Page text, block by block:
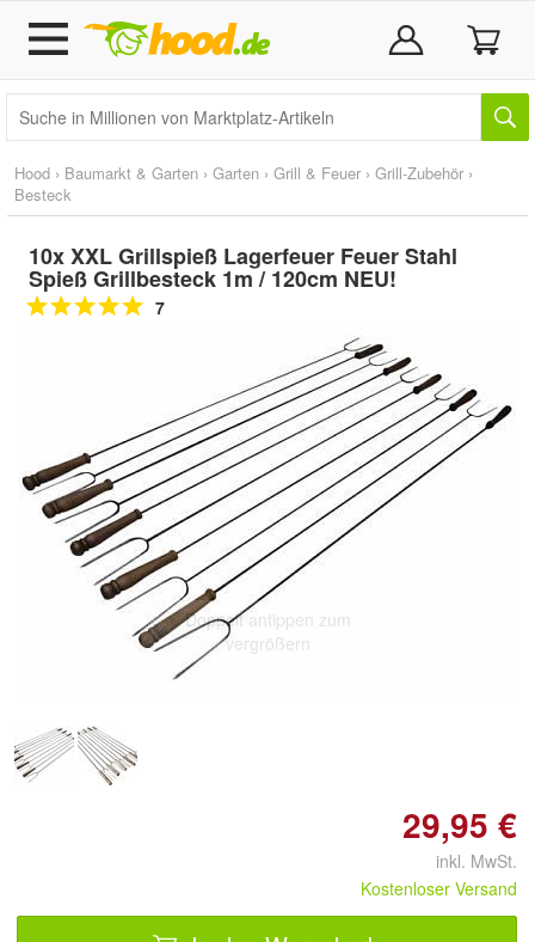
Hood › Baumarkt & Garten › Garten › Grill & Feuer › Grill-Zubehör ›
Besteck
10x XXL Grillspieß Lagerfeuer Feuer Stahl
Spieß Grillbesteck 1m / 120cm NEU!
7
Doppelt antippen zum
vergrößern
29,95 €
inkl. MwSt.
Kostenloser Versand